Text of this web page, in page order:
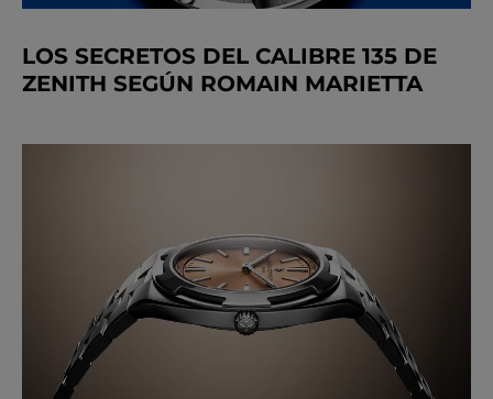
LOS SECRETOS DEL CALIBRE 135 DE
ZENITH SEGÚN ROMAIN MARIETTA